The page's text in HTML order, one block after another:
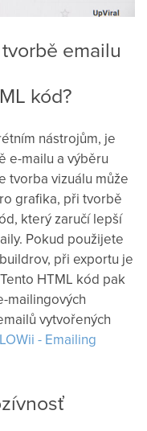
emailu
kód?
nástrojům, je
e-mailu a výběru
tvorba vizuálu může
grafika, při tvorbě
který zaručí lepší
Pokud použijete
při exportu je
HTML kód pak
mailingových
vytvořených
- Emailing